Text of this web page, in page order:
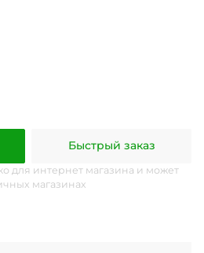
Быстрый заказ
для интернет магазина и может
магазинах